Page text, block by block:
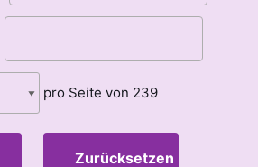
pro Seite von 239
Zurücksetzen